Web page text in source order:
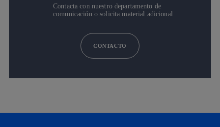
Contacta con nuestro departamento de
comunicación o solicita material adicional.
CONTACTO